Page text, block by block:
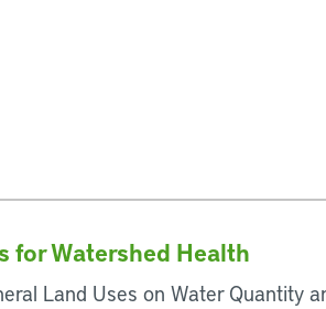
for Watershed Health
Land Uses on Water Quantity